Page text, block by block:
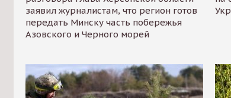
заявил журналистам, что регион готов
передать Минску часть побережья
Азовского и Черного морей